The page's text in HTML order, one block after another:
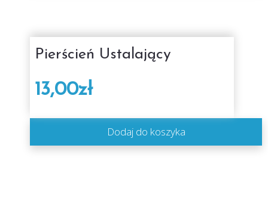
Pierścień Ustalający
13,00zł
Dodaj do koszyka